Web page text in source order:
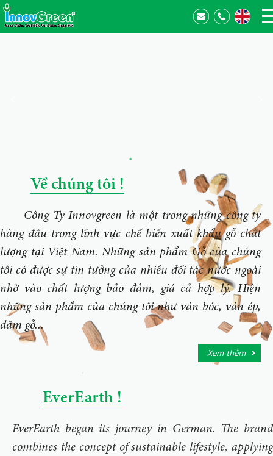
Về chúng tôi !
Công Ty Innovgreen là một trong những công ty
hàng đầu trong lĩnh vực chế biến xuất khẩu gỗ chất
lượng tại Việt Nam. Những sản phẩm Gỗ của chúng
tôi có được sự tin tưởng của nhiều đối tác nước ngoài
nhờ vào chất lượng bảo đảm, giá cả hợp lý. Hiện
những sản phẩm của chúng tôi như ván bóc, ván ép,
dăm gỗ...
Xem thêm
EverEarth !
EverEarth began its journey in German. The brand
combines the concept of sustainable lifestyle, applying